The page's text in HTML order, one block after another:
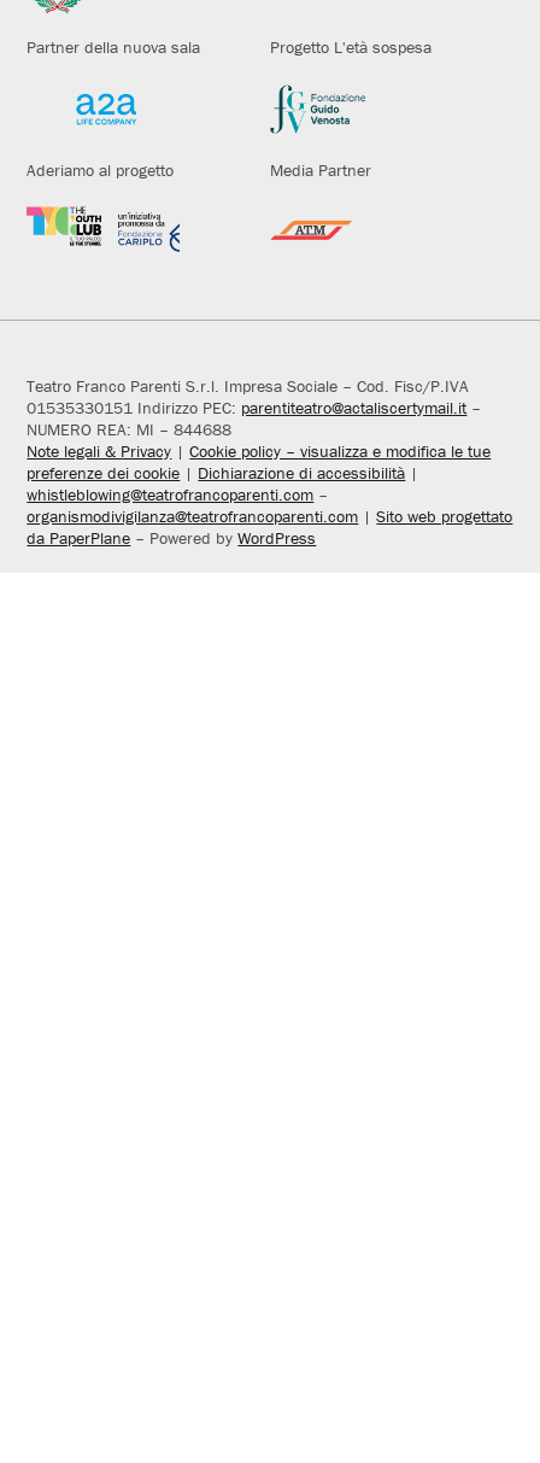
Partner della nuova sala Progetto L'età sospesa
Aderiamo al progetto Media Partner
Teatro Franco Parenti S.r.l. Impresa Sociale – Cod. Fisc/P.IVA
01535330151 Indirizzo PEC: parentiteatro@actaliscertymail.it–
NUMERO REA: MI – 844688
Note legali & Privacy |Cookie policy – visualizza e modifica le tue
preferenze dei cookie | Dichiarazione di accessibilità |
whistleblowing@teatrofrancoparenti.com –
organismodivigilanza@teatrofrancoparenti.com |Sito web progettato
da PaperPlane – Powered byWordPress